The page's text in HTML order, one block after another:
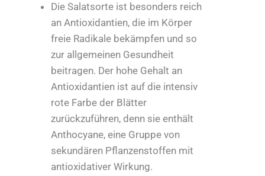
Die Salatsorte ist besonders reich
an Antioxidantien, die im Körper
freie Radikale bekämpfen und so
zur allgemeinen Gesundheit
beitragen. Der hohe Gehalt an
Antioxidantien ist auf die intensiv
rote Farbe der Blätter
zurückzuführen, denn sie enthält
Anthocyane, eine Gruppe von
sekundären Pflanzenstoffen mit
antioxidativer Wirkung.